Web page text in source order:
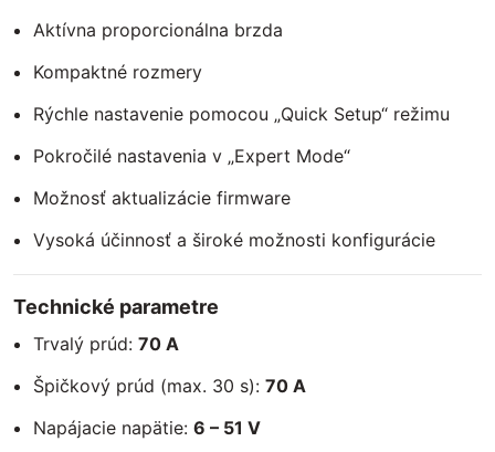
Aktívna proporcionálna brzda
Kompaktné rozmery
Rýchle nastavenie pomocou „Quick Setup“ režimu
Pokročilé nastavenia v „Expert Mode“
Možnosť aktualizácie firmware
Vysoká účinnosť a široké možnosti konfigurácie
Technické parametre
Trvalý prúd: 70 A
Špičkový prúd (max. 30 s): 70 A
Napájacie napätie: 6 – 51 V